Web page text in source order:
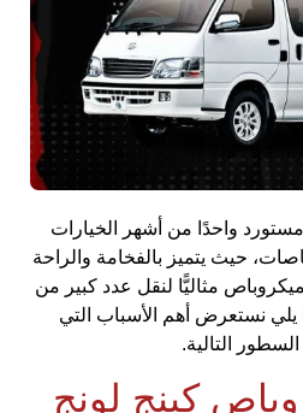
واحدًا من أشهر الخيارات
حيث يتميز بالفخامة والراحة
مثاليًّا لنقل عدد كبير من
يلي نستعرض أهم الأسباب التي
التالية.
كينج لونج